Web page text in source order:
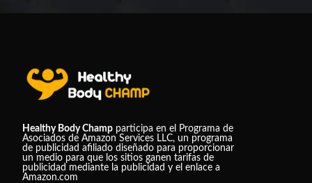
Healthy Body Champ participa en el Programa de
Asociados de Amazon Services LLC, un programa
de publicidad afiliado diseñado para proporcionar
un medio para que los sitios ganen tarifas de
publicidad mediante la publicidad y el enlace a
Amazon.com